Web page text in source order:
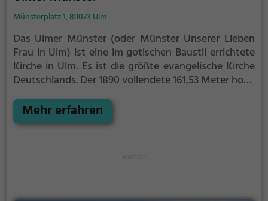
Münsterplatz 1, 89073 Ulm
Das Ulmer Münster (oder Münster Unserer Lieben
Frau in Ulm) ist eine im gotischen Baustil errichtete
Kirche in Ulm. Es ist die größte evangelische Kirche
Deutschlands. Der 1890 vollendete 161,53 Meter hohe
Mehr erfahren